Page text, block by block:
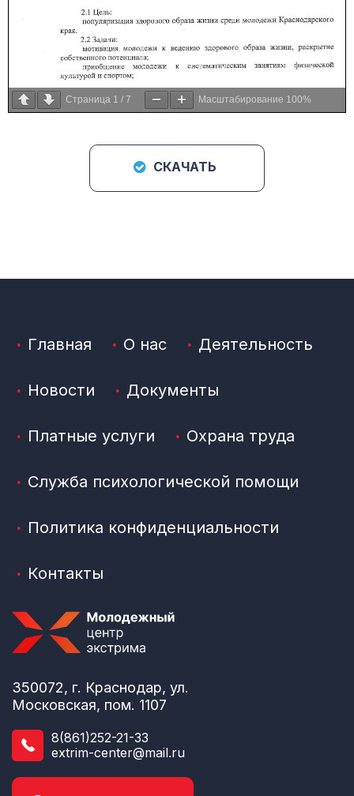
Страница 1 / 7 Масштабирование 100%
СКАЧАТЬ
350072, г. Краснодар, ул.
Московская, пом. 1107
8(861)252-21-33
extrim-center@mail.ru
Главная О нас Деятельность
Новости Документы
Платные услуги Охрана труда
Служба психологической помощи
Политика конфиденциальности
Контакты